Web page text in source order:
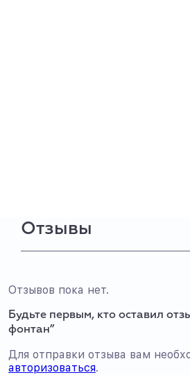
Отзывы
Отзывов пока нет.
Будьте первым, кто оставил
фонтан”
Для отправки отзыва вам
авторизоваться.